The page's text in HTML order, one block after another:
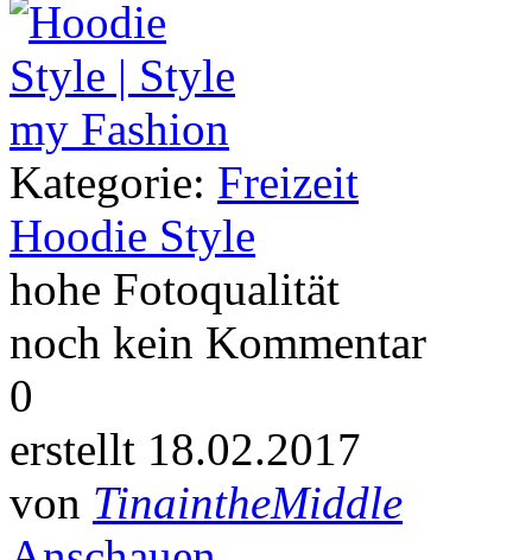
Kategorie: Freizeit
Hoodie Style
hohe Fotoqualität
noch kein Kommentar
0
erstellt 18.02.2017
von TinaintheMiddle